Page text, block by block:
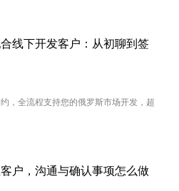
线下开发客户：从初聊到签
，全流程支持您的俄罗斯市场开发，超
户，沟通与确认事项怎么做